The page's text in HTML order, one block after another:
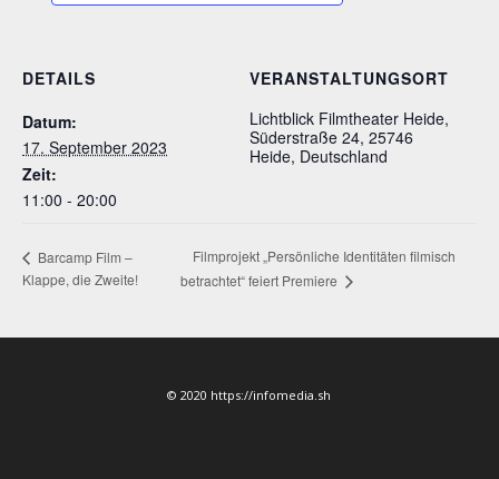
DETAILS
Datum:
17. September 2023
Zeit:
11:00 - 20:00
VERANSTALTUNGSORT
Lichtblick Filmtheater Heide,
Süderstraße 24, 25746
Heide, Deutschland
Barcamp Film –
Klappe, die Zweite!
Filmprojekt „Persönliche Identitäten filmisch
betrachtet“ feiert Premiere
© 2020 https://infomedia.sh